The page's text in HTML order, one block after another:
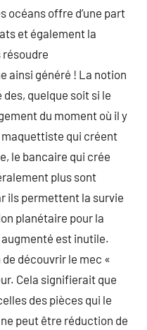
océans offre d’une part
et également la
ainsi généré ! La notion
quelque soit si le
du moment où il y
maquettiste qui créent
le bancaire qui crée
plus sont
ils permettent la survie
planétaire pour la
est inutile.
découvrir le mec «
Cela signifierait que
des pièces qui le
peut être réduction de